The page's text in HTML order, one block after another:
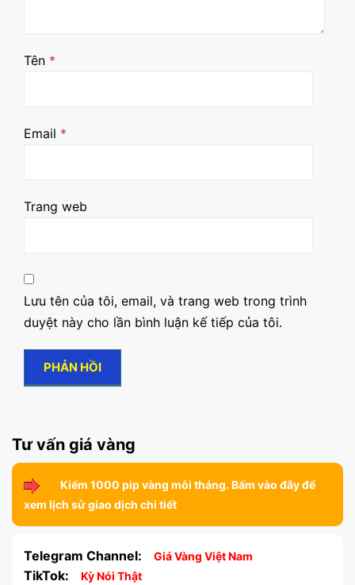
Tên *
Email *
Trang web
Lưu tên của tôi, email, và trang web trong trình
duyệt này cho lần bình luận kế tiếp của tôi.
Tư vấn giá vàng
Kiếm 1000 pip vàng mỗi tháng. Bấm vào đây để
xem lịch sử giao dịch chi tiết
Telegram Channel: Giá Vàng Việt Nam
TikTok: Kỳ Nói Thật